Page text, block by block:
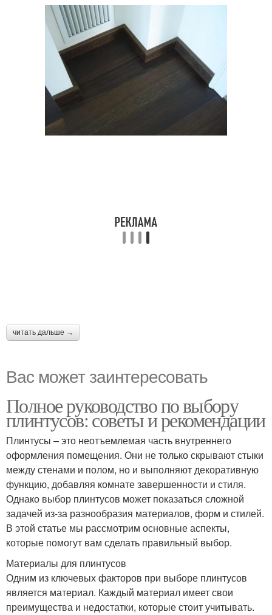
читать дальше →
Вас может заинтересовать
Полное руководство по выбору
плинтусов: советы и рекомендации
Плинтусы – это неотъемлемая часть внутреннего
оформления помещения. Они не только скрывают стыки
между стенами и полом, но и выполняют декоративную
функцию, добавляя комнате завершенности и стиля.
Однако выбор плинтусов может показаться сложной
задачей из-за разнообразия материалов, форм и стилей.
В этой статье мы рассмотрим основные аспекты,
которые помогут вам сделать правильный выбор.
Материалы для плинтусов
Одним из ключевых факторов при выборе плинтусов
является материал. Каждый материал имеет свои
преимущества и недостатки, которые стоит учитывать.